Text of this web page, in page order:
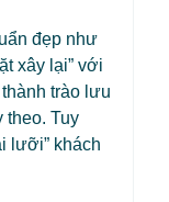
đẹp như
xây lại” với
trào lưu
theo. Tuy
lưỡi” khách